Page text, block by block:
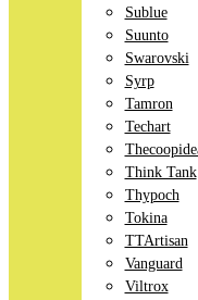
Sublue
Suunto
Swarovski
Syrp
Tamron
Techart
Think Tank
Thypoch
Tokina
TTArtisan
Vanguard
Viltrox